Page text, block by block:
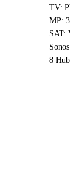
TV:
MP:
SAT:
8